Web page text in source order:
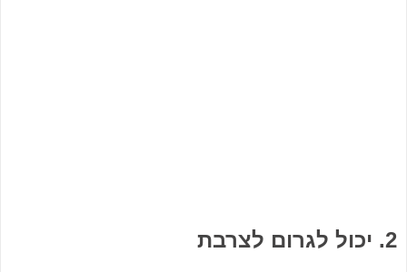
2. יכול לגרום לצרבת